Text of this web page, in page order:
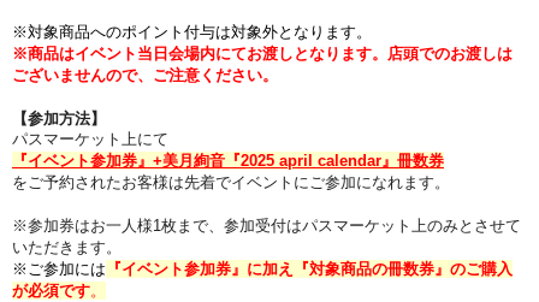
※対象商品へのポイント付与は対象外となります。
※商品はイベント当日会場内にてお渡しとなります。 店頭でのお渡しは
ございませんので、ご注意ください。
【参加方法】
パスマーケット上にて
『イベント参加券』+美月絢音『2025 april calendar』 冊数券
をご予約されたお客様は先着でイベントにご参加になれます。
※参加券はお一人様1枚まで、参加受付はパスマーケット上のみとさせて
いただきます。
※ご参加には 『イベント参加券』に加え『対象商品の冊数券』のご購入
が必須です。